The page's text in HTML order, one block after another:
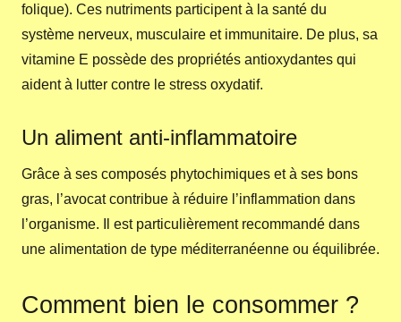
folique). Ces nutriments participent à la santé du
système nerveux, musculaire et immunitaire. De plus, sa
vitamine E possède des propriétés antioxydantes qui
aident à lutter contre le stress oxydatif.
Un aliment anti-inflammatoire
Grâce à ses composés phytochimiques et à ses bons
gras, l’avocat contribue à réduire l’inflammation dans
l’organisme. Il est particulièrement recommandé dans
une alimentation de type méditerranéenne ou équilibrée.
Comment bien le consommer ?